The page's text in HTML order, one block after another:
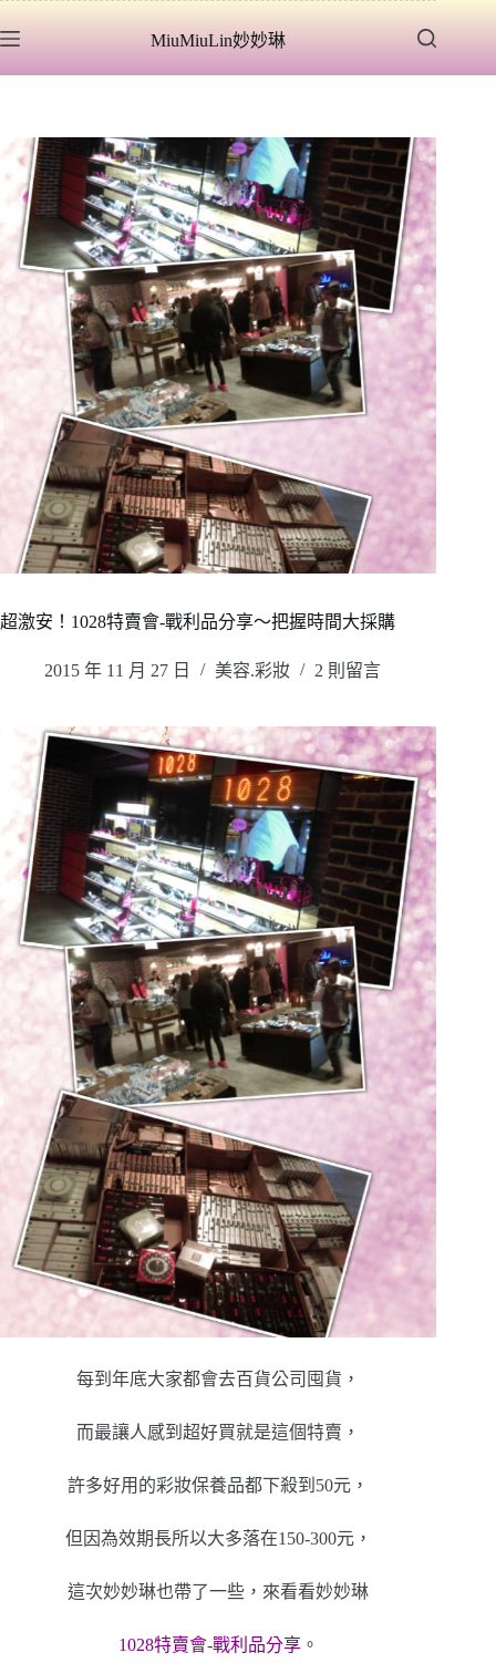
至
MiuMiuLin妙妙琳
超激安！1028特賣會-戰利品分享～把握時間大採購
2015 年 11 月 27 日 美容.彩妝 2 則留言
每到年底大家都會去百貨公司囤貨，
而最讓人感到超好買就是這個特賣，
許多好用的彩妝保養品都下殺到50元，
但因為效期長所以大多落在150-300元，
這次妙妙琳也帶了一些，來看看妙妙琳
1028特賣會-戰利品分享。